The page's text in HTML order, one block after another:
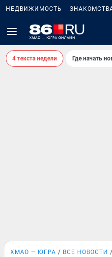
НЕДВИЖИМОСТЬ
4 текста недели Где начать
ХМАО — ЮГРА ВСЕ НОВОСТИ